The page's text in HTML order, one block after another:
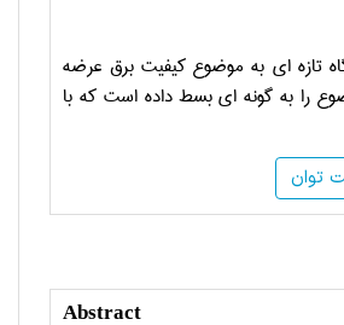
تازه ای به موضوع کیفیت برق عرضه
را به گونه ای بسط داده است که با
توان
Abstract